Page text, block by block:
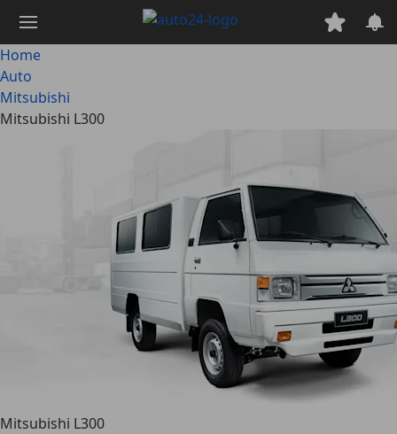
contenuto
principale
Home
Auto
Mitsubishi
Mitsubishi L300
Mitsubishi L300